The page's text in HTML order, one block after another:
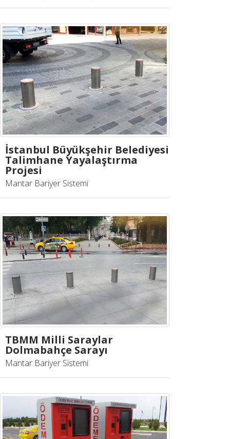
İstanbul Büyükşehir Belediyesi
Talimhane Yayalaştırma
Projesi
Mantar Bariyer Sistemi
TBMM Milli Saraylar
Dolmabahçe Sarayı
Mantar Bariyer Sistemi